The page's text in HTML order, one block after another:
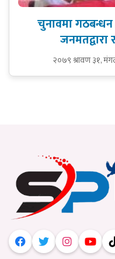
चुनावमा
जनमतद्वारा
२०७९ श्रावण ३१,